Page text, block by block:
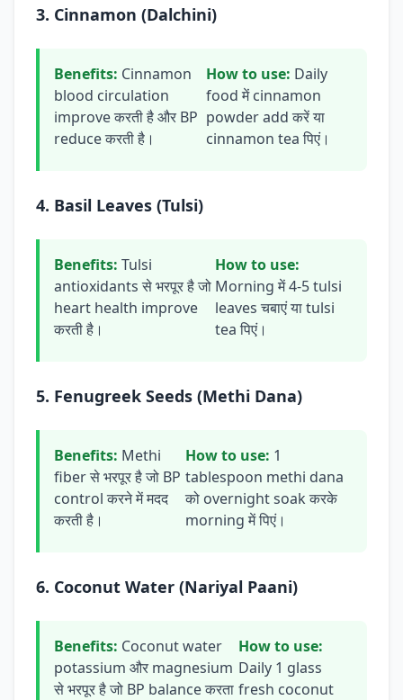
3. Cinnamon (Dalchini)
Benefits: Cinnamon
blood circulation
improve करती है और BP
reduce करती है।
How to use: Daily
food में cinnamon
powder add करें या
cinnamon tea पिएं।
4. Basil Leaves (Tulsi)
Benefits: Tulsi
antioxidants से भरपूर है जो
heart health improve
करती है।
How to use:
Morning में 4-5 tulsi
leaves चबाएं या tulsi
tea पिएं।
5. Fenugreek Seeds (Methi Dana)
Benefits: Methi
fiber से भरपूर है जो BP
control करने में मदद
करती है।
How to use: 1
tablespoon methi dana
को overnight soak करके
morning में पिएं।
6. Coconut Water (Nariyal Paani)
Benefits: Coconut water
potassium और magnesium
से भरपूर है जो BP balance करता
How to use:
Daily 1 glass
fresh coconut